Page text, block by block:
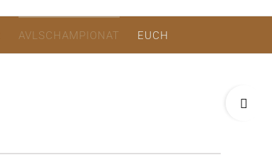
AVLSCHAMPIONAT EUCH
Sliding